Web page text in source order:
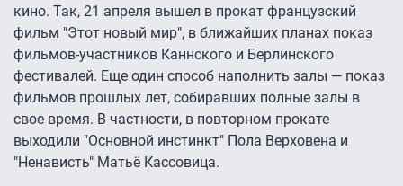
кино. Так, 21 апреля вышел в прокат французский
фильм "Этот новый мир", в ближайших планах показ
фильмов-участников Каннского и Берлинского
фестивалей. Еще один способ наполнить залы — показ
фильмов прошлых лет, собиравших полные залы в
свое время. В частности, в повторном прокате
выходили "Основной инстинкт" Пола Верховена и
"Ненависть" Матьё Кассовица.